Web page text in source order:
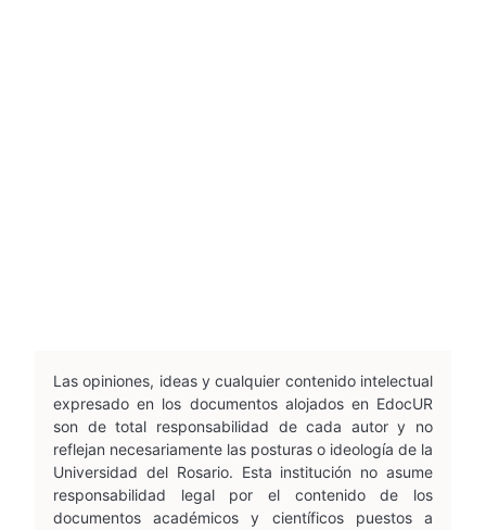
Las opiniones, ideas y cualquier contenido intelectual
expresado en los documentos alojados en EdocUR
son de total responsabilidad de cada autor y no
reflejan necesariamente las posturas o ideología de la
Universidad del Rosario. Esta institución no asume
responsabilidad legal por el contenido de los
documentos académicos y científicos puestos a